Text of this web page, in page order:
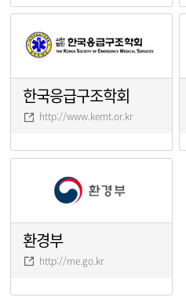
한국응급구조학회
http://www.kemt.or.kr
환경부
http://me.go.kr